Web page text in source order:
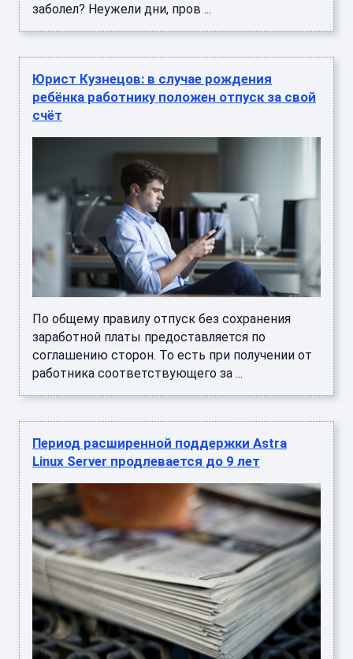
заболел? Неужели дни, пров ...
Юрист Кузнецов: в случае рождения
ребёнка работнику положен отпуск за свой
счёт
По общему правилу отпуск без сохранения
заработной платы предоставляется по
соглашению сторон. То есть при получении от
работника соответствующего за ...
Период расширенной поддержки Astra
Linux Server продлевается до 9 лет